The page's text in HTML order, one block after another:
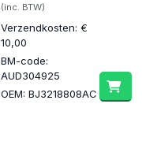
(inc. BTW)
Verzendkosten: €
10,00
BM-code:
AUD304925
OEM: BJ3218808AC